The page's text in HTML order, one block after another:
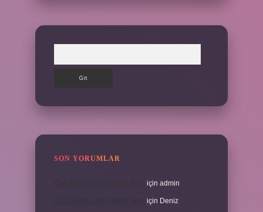
SON YORUMLAR
için admin
için Deniz